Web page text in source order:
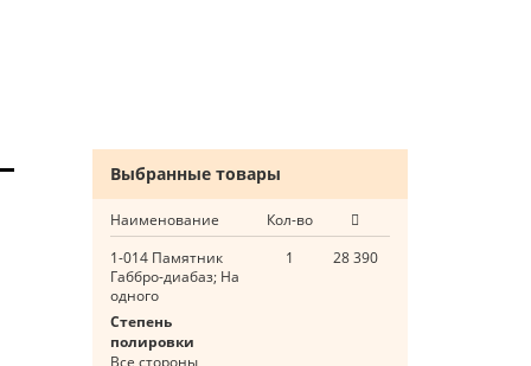
Выбранные товары
Наименование
Кол-во
1-014 Памятник
Габбро-диабаз; На
одного
1 28 390
Степень
полировки
Все стороны